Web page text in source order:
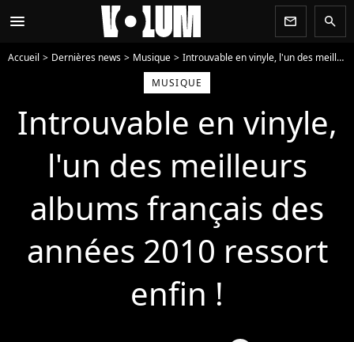
menu newsletter search
Accueil Dernières news Musique
Introuvable en vinyle, l'un des meilleurs albums français des années 2010 ressort enfin !
MUSIQUE
Introuvable en vinyle,
l'un des meilleurs
albums français des
années 2010 ressort
enfin !